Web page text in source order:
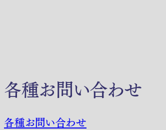
各種お問い合わせ
各種お問い合わせ